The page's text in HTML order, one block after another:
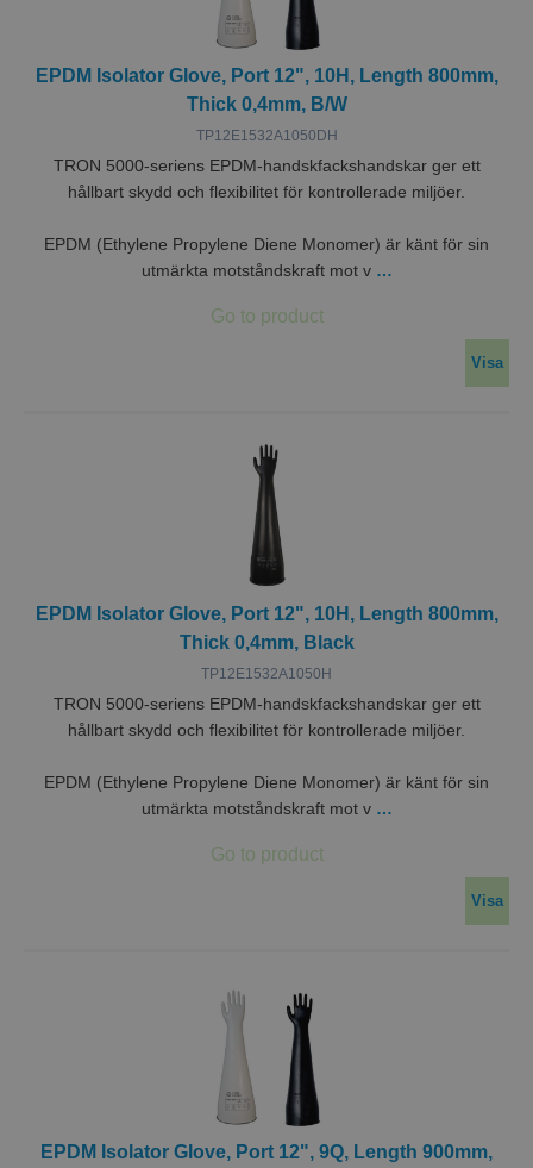
EPDM Isolator Glove, Port 12", 10H, Length 800mm,
Thick 0,4mm, B/W
TP12E1532A1050DH
TRON 5000-seriens EPDM-handskfackshandskar ger ett
hållbart skydd och flexibilitet för kontrollerade miljöer.
EPDM (Ethylene Propylene Diene Monomer) är känt för sin
utmärkta motståndskraft mot v …
Visa
EPDM Isolator Glove, Port 12", 10H, Length 800mm,
Thick 0,4mm, Black
TP12E1532A1050H
TRON 5000-seriens EPDM-handskfackshandskar ger ett
hållbart skydd och flexibilitet för kontrollerade miljöer.
EPDM (Ethylene Propylene Diene Monomer) är känt för sin
utmärkta motståndskraft mot v …
Visa
EPDM Isolator Glove, Port 12", 9Q, Length 900mm,